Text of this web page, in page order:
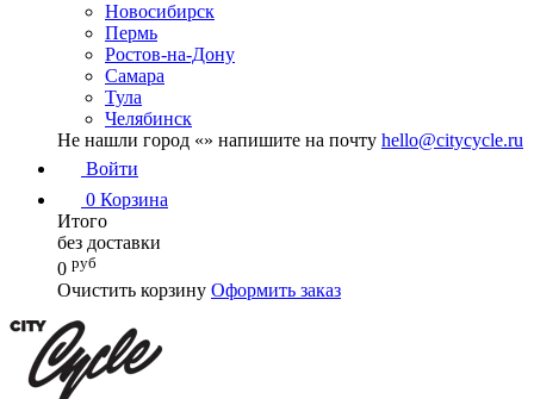
Новосибирск
Пермь
Ростов-на-Дону
Самара
Тула
Челябинск
Не нашли город «» напишите на почту hello@citycycle.ru
Войти
0 Корзина
Итого
без доставки
0 руб
Очистить корзину Оформить заказ